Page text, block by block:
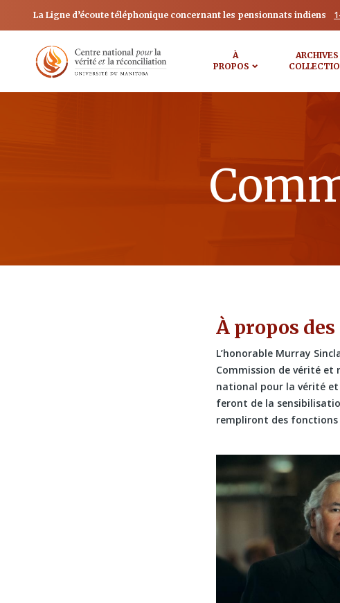
La Ligne d’écoute téléphonique concernant les pensionnats indiens
À
PROPOS
À propos
L’honorable Murray
Commission de vérité et
national pour la vérité et
feront de la
rempliront des fonctions